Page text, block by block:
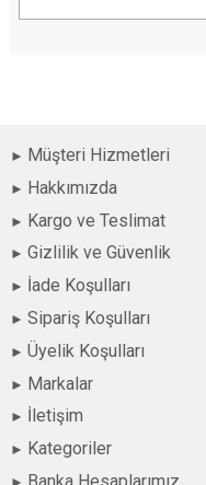
Müşteri Hizmetleri
Hakkımızda
Kargo ve Teslimat
Gizlilik ve Güvenlik
İade Koşulları
Sipariş Koşulları
Üyelik Koşulları
Markalar
İletişim
Kategoriler